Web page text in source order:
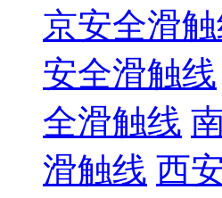
京安全滑
安全滑触线
全滑触线
滑触线 西